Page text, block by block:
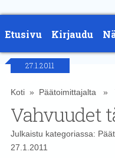
Etusivu Kirjaudu
27.1.2011
Koti» Päätoimittajalta »
Vahvuudet
Julkaistu kategoriassa:
27.1.2011